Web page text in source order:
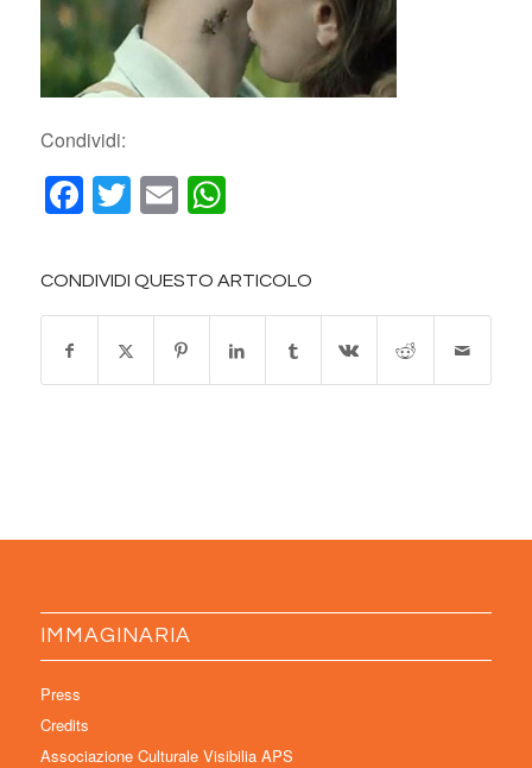
Condividi:
Facebook
Twitter
EmailWhatsApp
CONDIVIDI QUESTO ARTICOLO
IMMAGINARIA
Press
Credits
Associazione Culturale Visibilia APS